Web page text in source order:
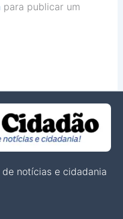
para publicar um
notícias e cidadania